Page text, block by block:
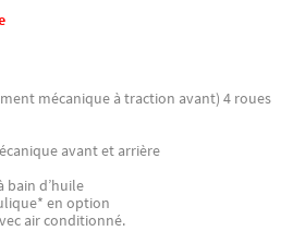
mécanique à traction avant) 4 roues
avant et arrière
bain d’huile
en option
air conditionné.